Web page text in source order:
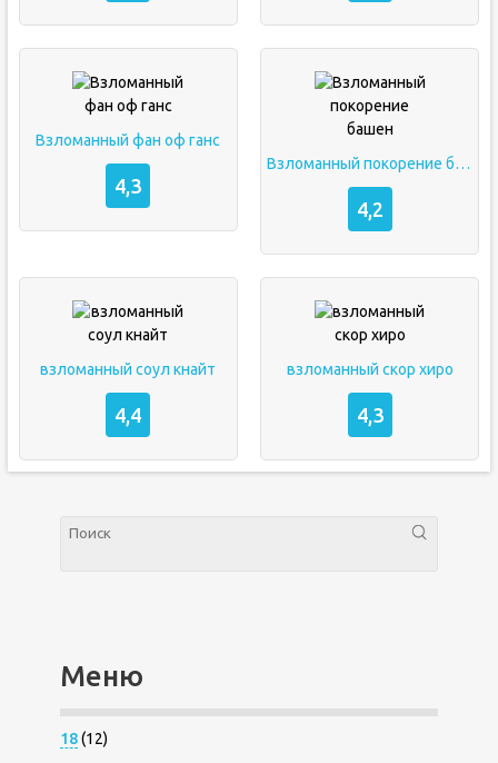
Взломанный фан оф ганс
4,3
Взломанный покорение башен
4,2
взломанный соул кнайт
4,4
взломанный скор хиро
4,3
Меню
18(12)